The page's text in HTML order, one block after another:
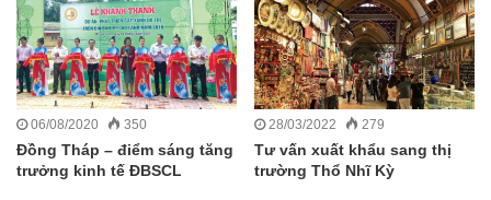
06/08/2020 350
Đồng Tháp – điểm sáng tăng
trưởng kinh tế ĐBSCL
28/03/2022 279
Tư vấn xuất khẩu sang thị
trường Thổ Nhĩ Kỳ